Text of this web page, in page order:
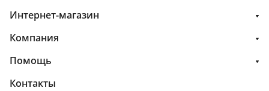
Интернет-магазин
Компания
Помощь
Контакты